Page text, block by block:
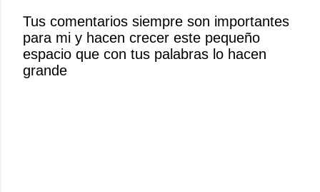
u
n
c
o
Tus comentarios siempre son importantes
para mi y hacen crecer este pequeño
espacio que con tus palabras lo hacen
grande